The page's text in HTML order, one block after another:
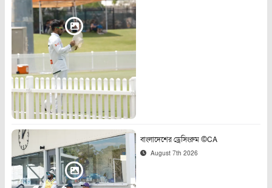
বাংলাদেশের ড্রেসিংরুম ©CA
August 7th 2026